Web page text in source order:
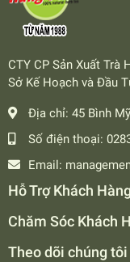
CTY CP Sản Xuất Trà
Sở Kế Hoạch và Đầu
Địa chỉ: 45 Bình
Số điện thoại:
Email:
Hỗ Trợ Khách Hàng
Chăm Sóc Khách
Theo dõi chúng tôi